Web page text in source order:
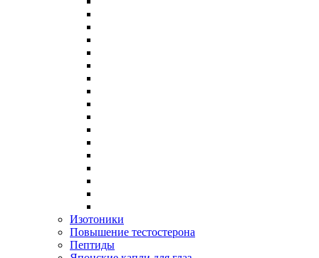
Изотоники
Повышение тестостерона
Пептиды